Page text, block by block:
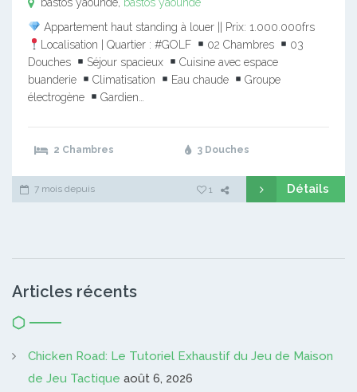
Appartement haut standing à louer || Prix: 1.000.000frs
Localisation | Quartier : #GOLF
02 Chambres
03
Douches
Séjour spacieux
Cuisine avec espace
buanderie
Climatisation Eau chaude
Groupe
électrogène
Gardien…
2 Chambres 3 Douches
7 mois depuis 1 Détails
Articles récents
Chicken Road: Le Tutoriel Exhaustif du Jeu de Maison
de Jeu Tactique août 6, 2026